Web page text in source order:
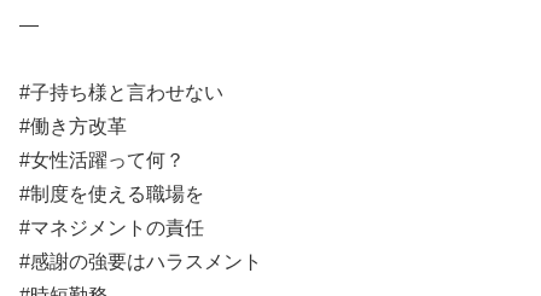
—
#子持ち様と言わせない
#働き方改革
#女性活躍って何？
#制度を使える職場を
#マネジメントの責任
#感謝の強要はハラスメント